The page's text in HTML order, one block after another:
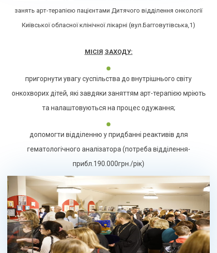
занять арт-терапією пацієнтами Дитячого відділення онкології
Київської обласної клінічної лікарні (вул.Багговутівська,1)
МІСІЯ ЗАХОДУ:
пригорнути увагу суспільства до внутрішнього світу
онкохворих дітей, які завдяки заняттям арт-терапією мріють
та налаштовуються на процес одужання;
допомогти відділенню у придбанні реактивів для
гематологічного аналізатора (потреба відділення-
прибл.190.000грн./рік)